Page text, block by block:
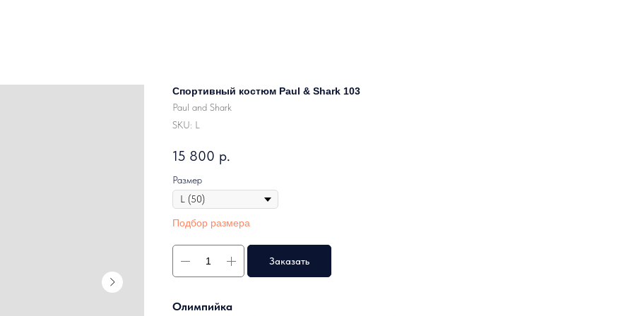
Спортивный костюм Paul & Shark 103
Paul and Shark
SKU: L
15 800 р.
Размер
Подбор размера
Заказать
Олимпийка